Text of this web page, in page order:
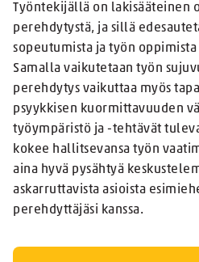
Työntekijällä on lakisääteinen
perehdytystä, ja sillä
sopeutumista ja työn oppimista
Samalla vaikutetaan työn
perehdytys vaikuttaa myös
psyykkisen kuormittavuuden
työympäristö ja -tehtävät
kokee hallitsevansa työn
aina hyvä pysähtyä
askarruttavista asioista
perehdyttäjäsi kanssa.